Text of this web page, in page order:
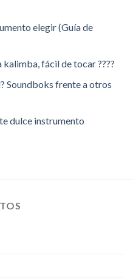
elegir (Guía de
fácil de tocar ????
Soundboks frente a otros
dulce instrumento